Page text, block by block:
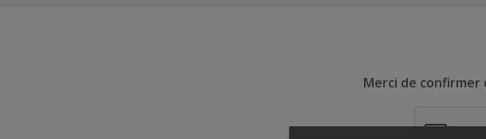
Merci de confirmer